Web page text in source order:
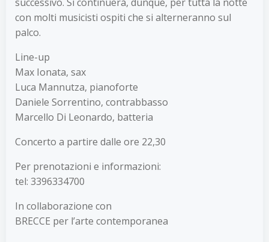
con molti musicisti ospiti che si alterneranno sul
palco.
Line-up
Max Ionata, sax
Luca Mannutza, pianoforte
Daniele Sorrentino, contrabbasso
Marcello Di Leonardo, batteria
Concerto a partire dalle ore 22,30
Per prenotazioni e informazioni:
tel: 3396334700
In collaborazione con
BRECCE per l’arte contemporanea